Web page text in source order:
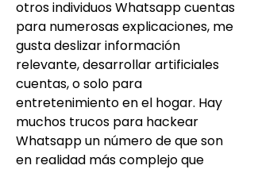
otros individuos Whatsapp cuentas
para numerosas explicaciones, me
gusta deslizar información
relevante, desarrollar artificiales
cuentas, o solo para
entretenimiento en el hogar. Hay
muchos trucos para hackear
Whatsapp un número de que son
en realidad más complejo que